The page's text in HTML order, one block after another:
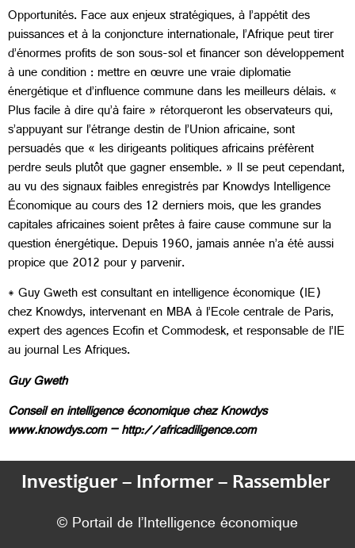
Opportunités. Face aux enjeux stratégiques, à l’appétit des
puissances et à la conjoncture internationale, l’Afrique peut tirer
d’énormes profits de son sous-sol et financer son développement
à une condition : mettre en œuvre une vraie diplomatie
énergétique et d’influence commune dans les meilleurs délais. «
Plus facile à dire qu’à faire » rétorqueront les observateurs qui,
s’appuyant sur l’étrange destin de l’Union africaine, sont
persuadés que « les dirigeants politiques africains préfèrent
perdre seuls plutôt que gagner ensemble. » Il se peut cependant,
au vu des signaux faibles enregistrés par Knowdys Intelligence
Économique au cours des 12 derniers mois, que les grandes
capitales africaines soient prêtes à faire cause commune sur la
question énergétique. Depuis 1960, jamais année n’a été aussi
propice que 2012 pour y parvenir.
* Guy Gweth est consultant en intelligence économique (IE)
chez Knowdys, intervenant en MBA à l’Ecole centrale de Paris,
expert des agences Ecofin et Commodesk, et responsable de l’IE
au journal Les Afriques.
Guy Gweth
Conseil en intelligence économique chez Knowdys
www.knowdys.com – http://africadiligence.com
Investiguer – Informer – Rassembler
© Portail de l’Intelligence économique